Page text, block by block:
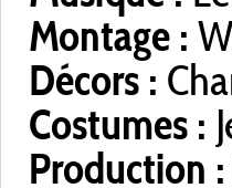
Montage :
Décors :
Costumes :
Production :